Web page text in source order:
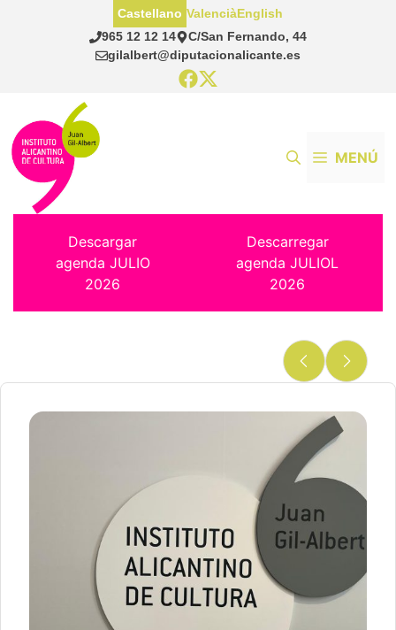
965 12 12 14
C/San Fernando, 44
gilalbert@diputacionalicante.es
Castellano ValenciàEnglish
MENÚ
Descargar
agenda JULIO
2026
Descarregar
agenda JULIOL
2026